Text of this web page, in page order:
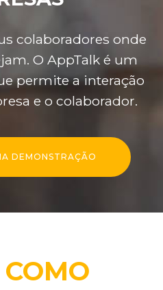
colaboradores onde
O AppTalk é um
permite a interação
e o colaborador.
DEMONSTRAÇÃO